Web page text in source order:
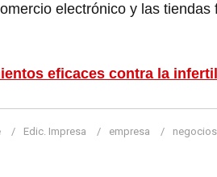
electrónico y las
eficaces contra la
Edic. Impresa empresa negocios